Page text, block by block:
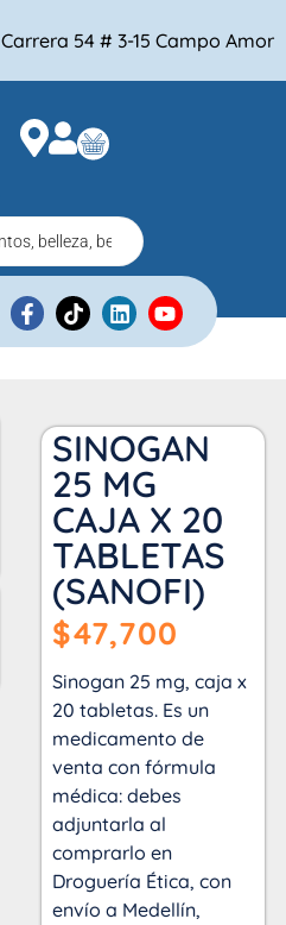
Carrera 54 # 3-15 Campo Amor
SINOGAN
25 MG
CAJA X 20
TABLETAS
(SANOFI)
$47,700
Sinogan 25 mg, caja x
20 tabletas. Es un
medicamento de
venta con fórmula
médica: debes
adjuntarla al
comprarlo en
Droguería Ética, con
envío a Medellín,